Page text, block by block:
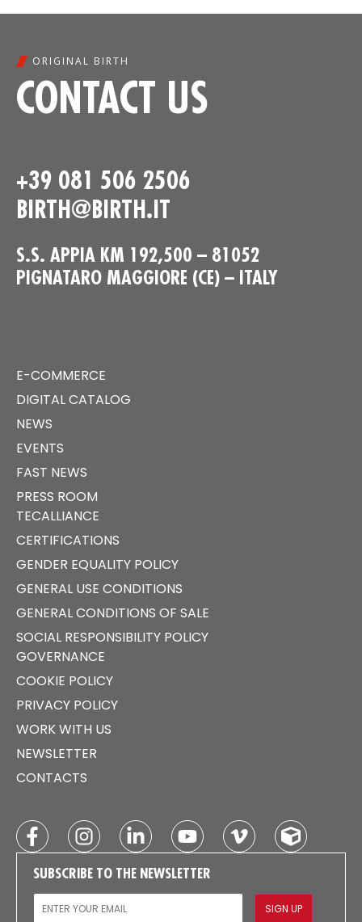
ORIGINAL BIRTH
CONTACT US
+39 081 506 2506
BIRTH@BIRTH.IT
S.S. APPIA KM 192,500 – 81052
PIGNATARO MAGGIORE (CE) – ITALY
E-COMMERCE
DIGITAL CATALOG
NEWS
EVENTS
FAST NEWS
PRESS ROOM
TECALLIANCE
CERTIFICATIONS
GENDER EQUALITY POLICY
GENERAL USE CONDITIONS
GENERAL CONDITIONS OF SALE
SOCIAL RESPONSIBILITY POLICY
GOVERNANCE
COOKIE POLICY
PRIVACY POLICY
WORK WITH US
NEWSLETTER
CONTACTS
SUBSCRIBE TO THE NEWSLETTER
EMAIL
SIGN UP